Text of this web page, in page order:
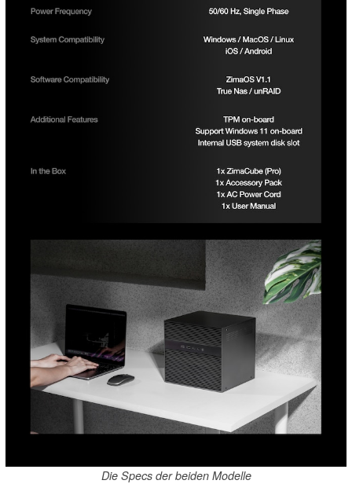
Die Specs der beiden Modelle